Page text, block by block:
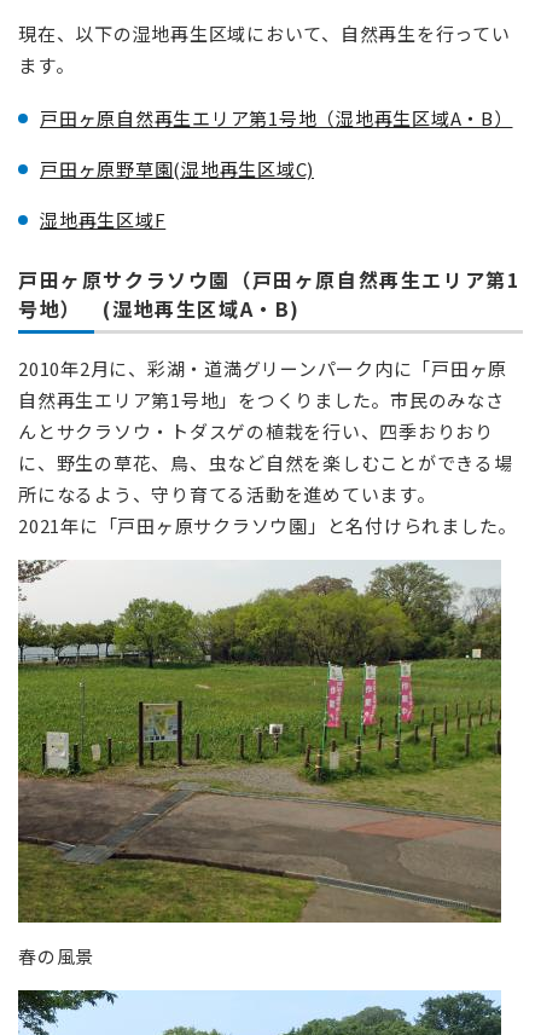
現在、以下の湿地再生区域において、自然再生を行ってい
ます。
戸田ヶ原自然再生エリア第1号地（湿地再生区域A・B）
戸田ヶ原野草園(湿地再生区域C)
湿地再生区域F
戸田ヶ原サクラソウ園（戸田ヶ原自然再生エリア第1
号地） (湿地再生区域A・B)
2010年2月に、彩湖・道満グリーンパーク内に「戸田ヶ原
自然再生エリア第1号地」をつくりました。市民のみなさ
んとサクラソウ・トダスゲの植栽を行い、四季おりおり
に、野生の草花、鳥、虫など自然を楽しむことができる場
所になるよう、守り育てる活動を進めています。
2021年に「戸田ヶ原サクラソウ園」と名付けられました。
春の風景